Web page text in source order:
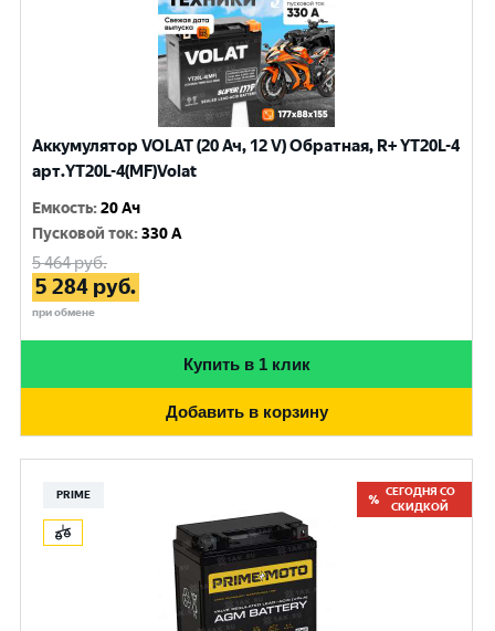
Аккумулятор VOLAT (20 Ач, 12 V) Обратная, R+ YT20L-4
арт.YT20L-4(MF)Volat
Емкость:20 Ач
Пусковой ток:330 A
5 464руб.
5 284 руб.
при обмене
Купить в 1 клик
Добавить в корзину
PRIME
СЕГОДНЯ СО
СКИДКОЙ